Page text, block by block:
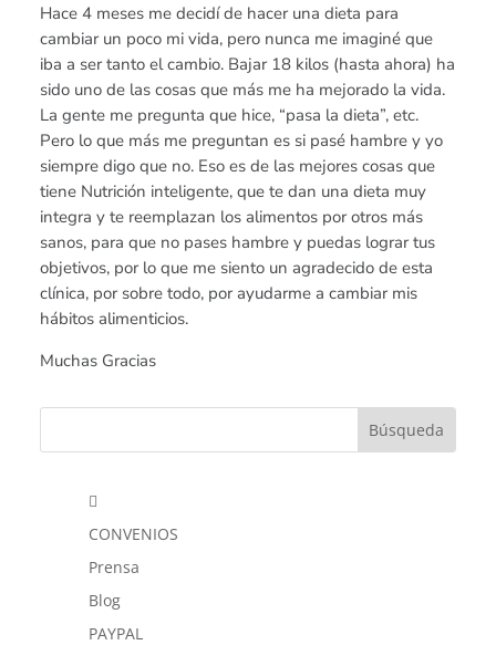
Hace 4 meses me decidí de hacer una dieta para
cambiar un poco mi vida, pero nunca me imaginé que
iba a ser tanto el cambio. Bajar 18 kilos (hasta ahora) ha
sido uno de las cosas que más me ha mejorado la vida.
La gente me pregunta que hice, “pasa la dieta”, etc.
Pero lo que más me preguntan es si pasé hambre y yo
siempre digo que no. Eso es de las mejores cosas que
tiene Nutrición inteligente, que te dan una dieta muy
integra y te reemplazan los alimentos por otros más
sanos, para que no pases hambre y puedas lograr tus
objetivos, por lo que me siento un agradecido de esta
clínica, por sobre todo, por ayudarme a cambiar mis
hábitos alimenticios.
Muchas Gracias

CONVENIOS
Prensa
Blog
PAYPAL